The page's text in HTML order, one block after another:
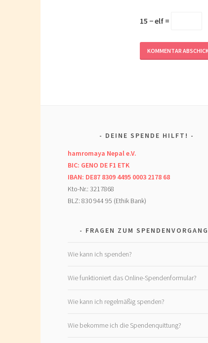
15 − elf =
DEINE SPENDE HILFT!
hamromaya Nepal e.V.
BIC: GENO DE F1 ETK
IBAN: DE87 8309 4495 0003 2178 68
Kto-Nr.: 3217868
BLZ: 830 944 95 (Ethik Bank)
FRAGEN ZUM SPENDENVORGANG
Wie kann ich spenden?
Wie funktioniert das Online-Spendenformular?
Wie kann ich regelmäßig spenden?
Wie bekomme ich die Spendenquittung?